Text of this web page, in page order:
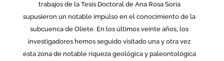
trabajos de la Tesis Doctoral de Ana Rosa Soria
supusieron un notable impulso en el conocimiento de la
subcuenca de Oliete. En los últimos veinte años, los
investigadores hemos seguido visitado una y otra vez
esta zona de notable riqueza geológica y paleontológica